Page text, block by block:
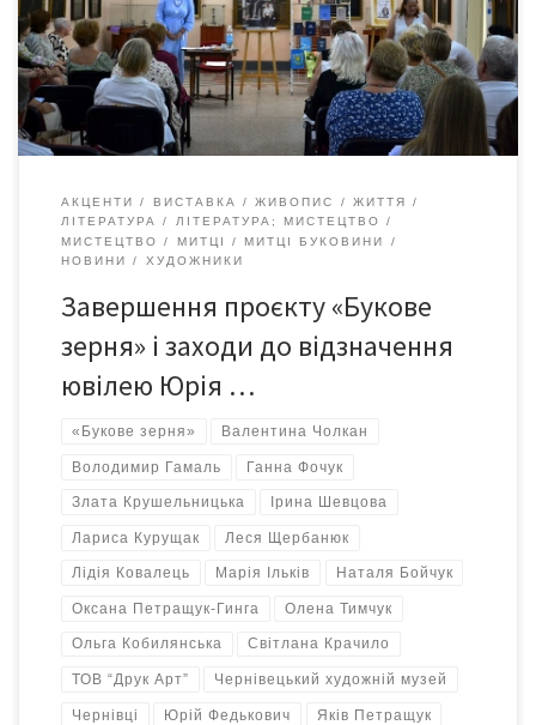
лауреат міжнародної літературно-мистецької премії імені
Ольги Кобилянської. Відкриття ювілейної, до 85-річчя від дня
народження, виставки талановитого майстра з художньої
обробки дерева […]
АКЦЕНТИ ВИСТАВКА ЖИВОПИС
ЖИТТЯ
ЛІТЕРАТУРА
ЛІТЕРАТУРА; МИСТЕЦТВО
МИСТЕЦТВО
МИТЦІ
МИТЦІ БУКОВИНИ
НОВИНИ
ХУДОЖНИКИ
Завершення проєкту «Букове
зерня» і заходи до відзначення
ювілею Юрія …
«Букове зерня» Валентина Чолкан
Володимир Гамаль Ганна Фочук
Злата Крушельницька Ірина Шевцова
Лариса Курущак Леся Щербанюк
Лідія Ковалець Марія Ільків Наталя Бойчук
Оксана Петращук-Гинга Олена Тимчук
Ольга Кобилянська Світлана Крачило
ТОВ “Друк Арт” Чернівецький художній музей
Чернівці Юрій Федькович Яків Петращук